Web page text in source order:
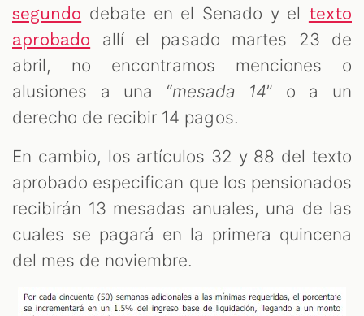
segundo debate en el Senado y el texto
aprobado allí el pasado martes 23 de
abril, no encontramos menciones o
alusiones a una “mesada 14” o a un
derecho de recibir 14 pagos.
En cambio, los artículos 32 y 88 del texto
aprobado especifican que los pensionados
recibirán 13 mesadas anuales, una de las
cuales se pagará en la primera quincena
del mes de noviembre.